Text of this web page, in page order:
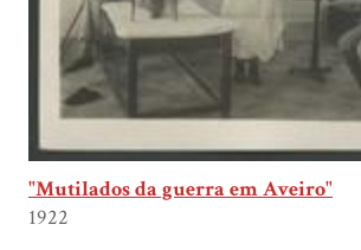
"Mutilados da guerra em Aveiro"
1922